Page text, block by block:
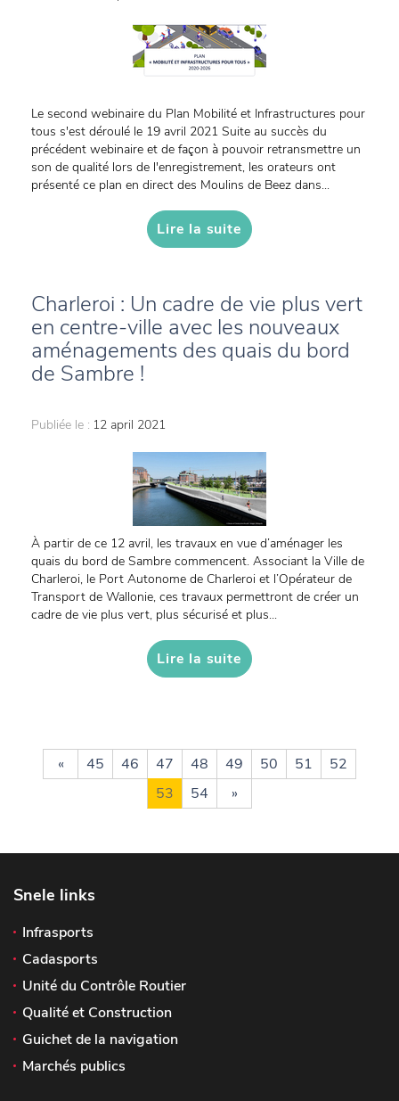
Le second webinaire du Plan Mobilité et Infrastructures pour
tous s'est déroulé le 19 avril 2021 Suite au succès du
précédent webinaire et de façon à pouvoir retransmettre un
son de qualité lors de l'enregistrement, les orateurs ont
présenté ce plan en direct des Moulins de Beez dans...
Lire la suite
Charleroi : Un cadre de vie plus vert
en centre-ville avec les nouveaux
aménagements des quais du bord
de Sambre !
Publiée le : 12 april 2021
À partir de ce 12 avril, les travaux en vue d’aménager les
quais du bord de Sambre commencent. Associant la Ville de
Charleroi, le Port Autonome de Charleroi et l’Opérateur de
Transport de Wallonie, ces travaux permettront de créer un
cadre de vie plus vert, plus sécurisé et plus...
Lire la suite
« 45 46 47 48 49 50 51
52
53
54 »
Snele links
Infrasports
Cadasports
Unité du Contrôle Routier
Qualité et Construction
Guichet de la navigation
Marchés publics